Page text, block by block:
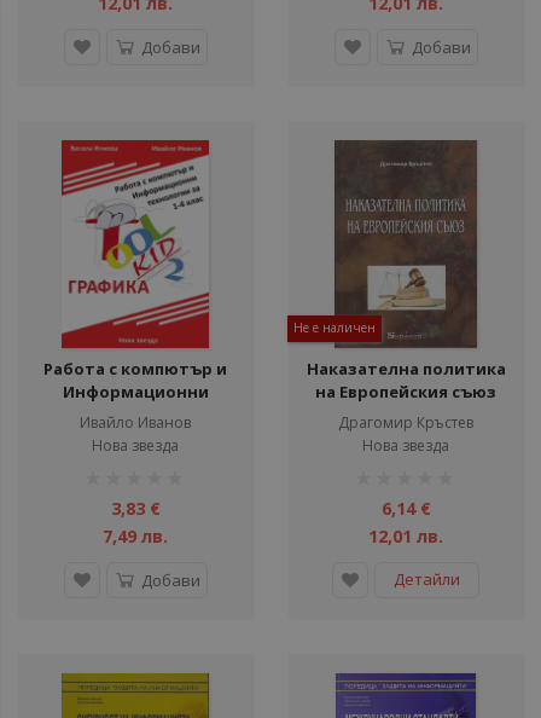
Добави Добави
Работа с компютър и
Информационни
технологии за 1. - 4.
клас - Графика
Ивайло Иванов
Нова звезда
3,83 €
7,49 лв.
Добави
Не е наличен
Наказателна политика
на Европейския съюз
Драгомир Кръстев
Нова звезда
6,14 €
12,01 лв.
Детайли